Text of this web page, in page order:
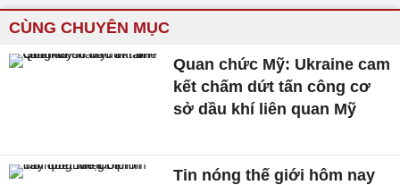
CÙNG CHUYÊN MỤC
Quan chức Mỹ: Ukraine cam
kết chấm dứt tấn công cơ
sở dầu khí liên quan Mỹ
Tin nóng thế giới hôm nay